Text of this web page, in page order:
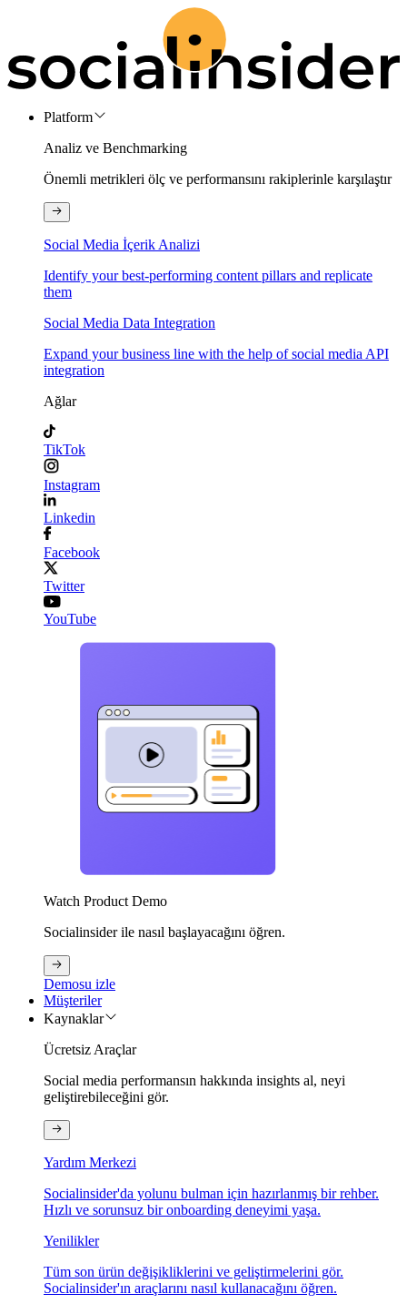
Platform
Analiz ve Benchmarking
Önemli metrikleri ölç ve performansını rakiplerinle karşılaştır
Social Media İçerik Analizi
Identify your best-performing content pillars and replicate
them
Social Media Data Integration
Expand your business line with the help of social media API
integration
Ağlar
TikTok
Instagram
Linkedin
Facebook
Twitter
YouTube
Watch Product Demo
Socialinsider ile nasıl başlayacağını öğren.
Demosu izle
Müşteriler
Kaynaklar
Ücretsiz Araçlar
Social media performansın hakkında insights al, neyi
geliştirebileceğini gör.
Yardım Merkezi
Socialinsider'da yolunu bulman için hazırlanmış bir rehber.
Hızlı ve sorunsuz bir onboarding deneyimi yaşa.
Yenilikler
Tüm son ürün değişikliklerini ve geliştirmelerini gör.
Socialinsider'ın araçlarını nasıl kullanacağını öğren.